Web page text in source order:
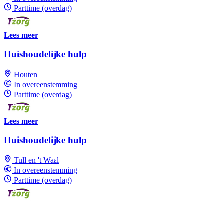
Parttime (overdag)
Lees meer
Huishoudelijke hulp
Houten
In overeenstemming
Parttime (overdag)
Lees meer
Huishoudelijke hulp
Tull en 't Waal
In overeenstemming
Parttime (overdag)